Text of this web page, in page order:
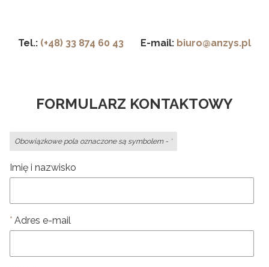
Tel.: (+48) 33 874 60 43 E-mail: biuro@anzys.pl
FORMULARZ KONTAKTOWY
Obowiązkowe pola oznaczone są symbolem - *
Imię i nazwisko
* Adres e-mail